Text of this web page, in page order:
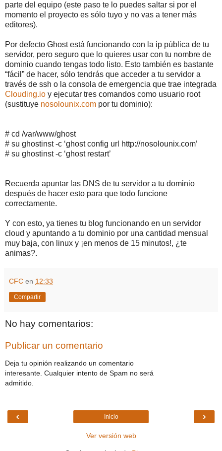
parte del equipo (este paso te lo puedes saltar si por el
momento el proyecto es sólo tuyo y no vas a tener más
editores).
Por defecto Ghost está funcionando con la ip pública de tu
servidor, pero seguro que lo quieres usar con tu nombre de
dominio cuando tengas todo listo. Esto también es bastante
“fácil” de hacer, sólo tendrás que acceder a tu servidor a
través de ssh o la consola de emergencia que trae integrada
Clouding.io y ejecutar tres comandos como usuario root
(sustituye nosolounix.com por tu dominio):
# cd /var/www/ghost
# su ghostinst -c ‘ghost config url http://nosolounix.com’
# su ghostinst -c ‘ghost restart’
Recuerda apuntar las DNS de tu servidor a tu dominio
después de hacer esto para que todo funcione
correctamente.
Y con esto, ya tienes tu blog funcionando en un servidor
cloud y apuntando a tu dominio por una cantidad mensual
muy baja, con linux y ¡en menos de 15 minutos!, ¿te
animas?.
CFC en 12:33
Compartir
No hay comentarios:
Publicar un comentario
Deja tu opinión realizando un comentario
interesante. Cualquier intento de Spam no será
admitido.
‹ ›
Inicio
Ver versión web